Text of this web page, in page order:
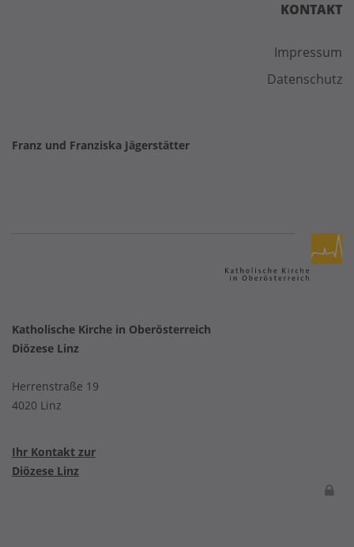
KONTAKT
Impressum
Datenschutz
Franz und Franziska Jägerstätter
Katholische Kirche in Oberösterreich
Diözese Linz
Herrenstraße 19
4020 Linz
Ihr Kontakt zur
Diözese Linz